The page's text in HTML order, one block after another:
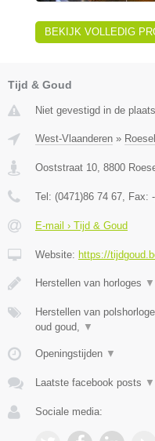
BEKIJK VOLLEDIG
Tijd & Goud
Niet gevestigd in de
West-Vlaanderen »
Ooststraat 10 8800
Tel: (0471)86 74 67 , Fax: -
E-mail › Tijd & Goud
Website: https://
Herstellen van horloges ▼
Herstellen van
oud goud,
▼
Openingstijden ▼
Laatste facebook posts ▼
Sociale media: